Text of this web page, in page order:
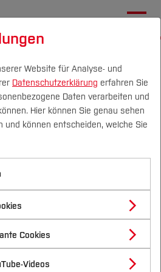
DE|EN Quicklinks
Prüfungen
Transfer
Transferprofil
- CAREER
gegenüber der BlueBox)
einem
- nicht
Website für Analyse- und
Datenschutzerklärung erfahren Sie
Daten verarbeiten und
Hier können Sie genau sehen
und können entscheiden, welche Sie
Cookies
Videos